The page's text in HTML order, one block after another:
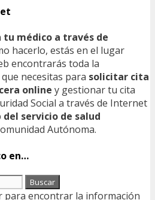
tu médico a través de
hacerlo, estás en el lugar
encontrarás toda la
necesitas para solicitar cita
online y gestionar tu cita
Social a través de Internet
servicio de salud
Autónoma.
en…
para encontrar la información